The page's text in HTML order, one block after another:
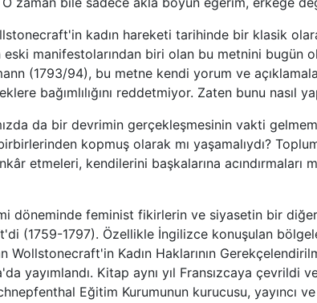
kadın hareketi tarihinde bir klasik
manifestolarından biri olan bu metnini bugün
(1793/94), bu metne kendi yorum ve
bağımlılığını reddetmiyor. Zaten bunu nasıl
da bir devrimin gerçekleşmesinin vakti
kopmuş olarak mı yaşamalıydı?
etmeleri, kendilerini başkalarına acındırmaları
döneminde feminist fikirlerin ve siyasetin bir
(1759-1797). Özellikle İngilizce konuşulan
Wollstonecraft'in Kadın Haklarının
yayımlandı. Kitap aynı yıl Fransızcaya çevrildi
Eğitim Kurumunun kurucusu, yayıncı